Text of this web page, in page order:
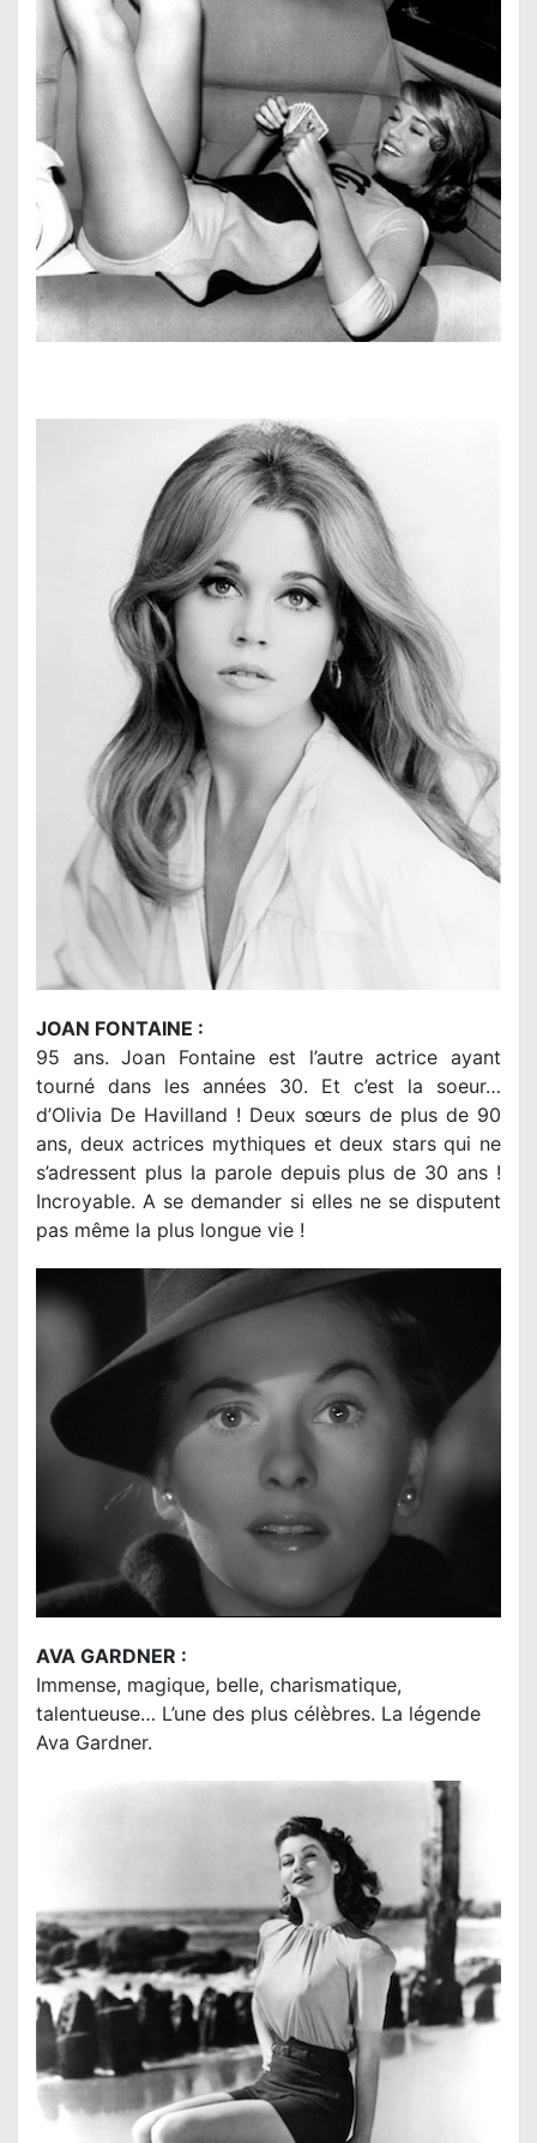
JOAN FONTAINE :
95 ans. Joan Fontaine est l’autre actrice ayant
tourné dans les années 30. Et c’est la soeur…
d’Olivia De Havilland ! Deux sœurs de plus de 90
ans, deux actrices mythiques et deux stars qui ne
s’adressent plus la parole depuis plus de 30 ans !
Incroyable. A se demander si elles ne se disputent
pas même la plus longue vie !
AVA GARDNER :
Immense, magique, belle, charismatique,
talentueuse… L’une des plus célèbres. La légende
Ava Gardner.